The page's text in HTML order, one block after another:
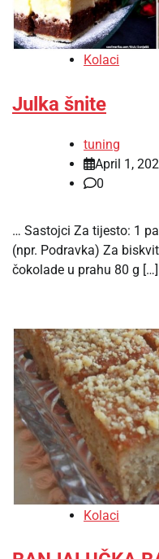
Kolaci
Julka šnite
tuning
April 1,
0
… Sastojci Za tijesto: 1
(npr. Podravka) Za
čokolade u prahu 80 g […]
Kolaci